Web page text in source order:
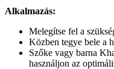
Alkalmazás:
Melegítse fel a
Közben tegye bele a
Szőke vagy barna
használjon az